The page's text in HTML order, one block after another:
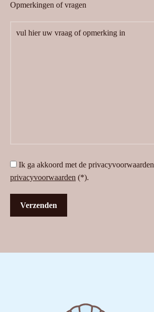
Opmerkingen of vragen
Ik ga akkoord met de privacyvoorwaarden
privacyvoorwaarden (*).